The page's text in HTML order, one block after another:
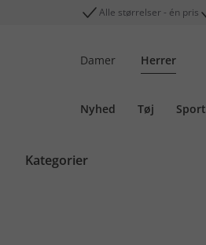
Alle størrelser - én pris
Damer Herrer
Nyhed Tøj Sport
Kategorier